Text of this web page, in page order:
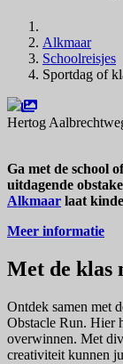
Alkmaar
Schoolreisjes
Sportdag of
Hertog
Ga met de school
uitdagende
Alkmaar laat
Meer informatie
Met de klas
Ontdek samen met
Obstacle Run. Hier
overwinnen. Met
creativiteit kunnen